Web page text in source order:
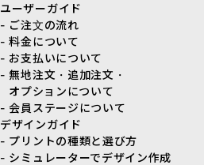
ユーザーガイド
- ご注文の流れ
- 料金について
- お支払いについて
- 無地注文・追加注文・
オプションについて
- 会員ステージについて
デザインガイド
- プリントの種類と選び方
- シミュレーターでデザイン作成